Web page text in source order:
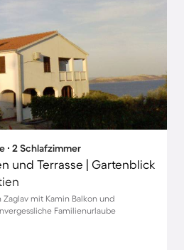
∙ 2 Schlafzimmer
und Terrasse | Gartenblick
mit Kamin Balkon und
Familienurlaube